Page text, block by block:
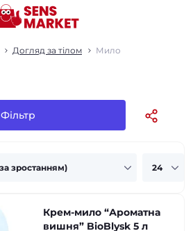
Догляд за тілом Мило
Фільтр
Крем-мило “Ароматна
вишня” BioBlysk 5 л